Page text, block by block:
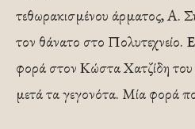
τεθωρακισμένου άρματος, Α.
τον θάνατο στο Πολυτεχνείο.
φορά στον Κώστα Χατζίδη
μετά τα γεγονότα. Μία φορά